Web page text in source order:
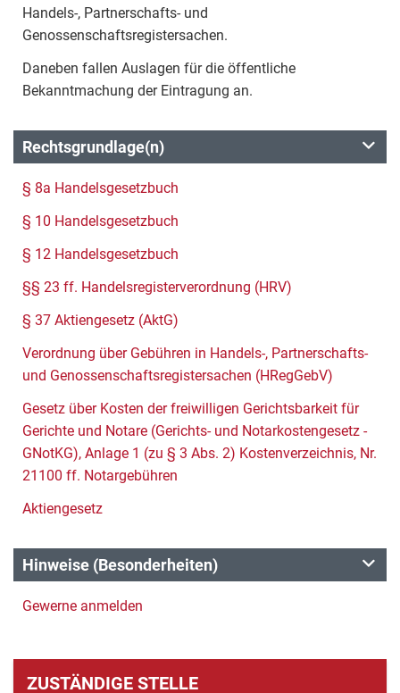
Handels-, Partnerschafts- und
Genossenschaftsregistersachen.
Daneben fallen Auslagen für die öffentliche
Bekanntmachung der Eintragung an.
Rechtsgrundlage(n)
§ 8a Handelsgesetzbuch
§ 10 Handelsgesetzbuch
§ 12 Handelsgesetzbuch
§§ 23 ff. Handelsregisterverordnung (HRV)
§ 37 Aktiengesetz (AktG)
Verordnung über Gebühren in Handels-, Partnerschafts-
und Genossenschaftsregistersachen (HRegGebV)
Gesetz über Kosten der freiwilligen Gerichtsbarkeit für
Gerichte und Notare (Gerichts- und Notarkostengesetz -
GNotKG), Anlage 1 (zu § 3 Abs. 2) Kostenverzeichnis, Nr.
21100 ff. Notargebühren
Aktiengesetz
Hinweise (Besonderheiten)
Gewerne anmelden
ZUSTÄNDIGE STELLE